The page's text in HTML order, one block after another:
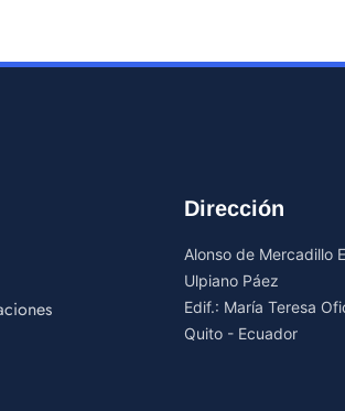
Dirección
Alonso de Mercadillo
Ulpiano Páez
Edif.: María Teresa
Quito - Ecuador